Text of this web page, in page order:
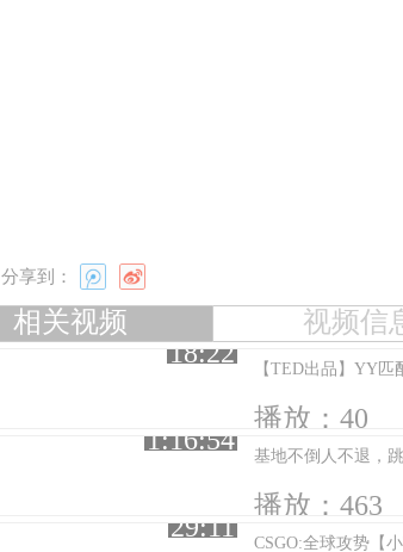
分享到：
相关视频 视频信
18:22
【TED出品】YY
播放：40
1:16:54
基地不倒人不退，
播放：463
29:11